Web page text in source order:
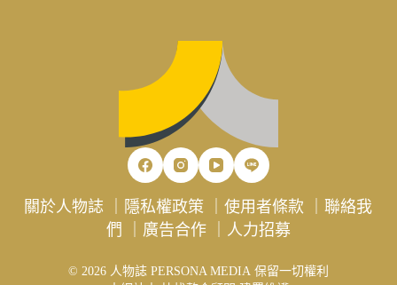
關於人物誌 隱私權政策 ｜使用者條款 ｜聯絡我
們
廣告合作｜ 人力招募
© 2026 人物誌 PERSONA MEDIA 保留一切權利